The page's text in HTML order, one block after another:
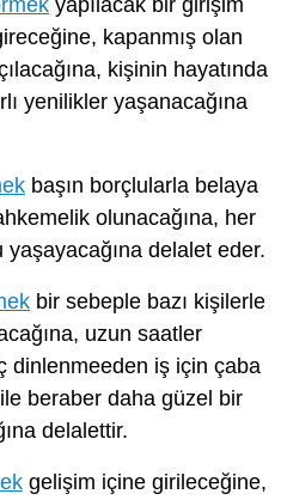
kapanmış olan
kişinin hayatında
yenilikler yaşanacağına
başın borçlularla belaya
olunacağına, her
delalet eder.
bir sebeple bazı kişilerle
uzun saatler
dinlenmeeden iş için çaba
beraber daha güzel bir
delalettir.
gelişim içine girileceğine,